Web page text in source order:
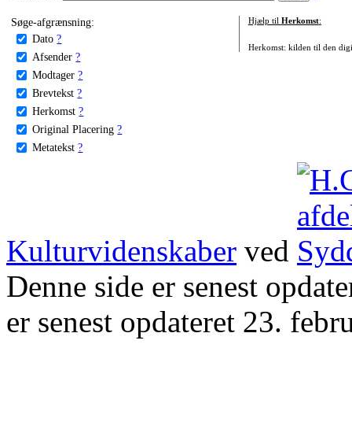
Søge-afgrænsning:
Dato ?
Afsender ?
Modtager ?
Brevtekst ?
Herkomst ?
Original Placering ?
Metatekst ?
Hjælp til Herkomst:
Herkomst: kilden til den
Kulturvidenskaber ved
Denne side er senest
er senest opdateret 23.